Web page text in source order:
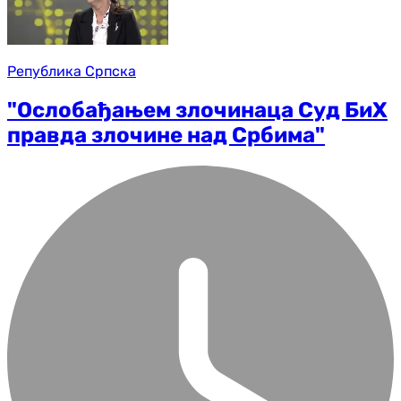
Република Српска
"Ослобађањем злочинаца Суд БиХ
правда злочине над Србима"